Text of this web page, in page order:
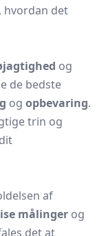
hvordan det
og
de bedste
og opbevaring.
trin og
af
målinger og
det at